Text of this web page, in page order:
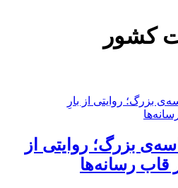
کشور
بزرگ؛ روایتی از
قاب رسانه‌ها